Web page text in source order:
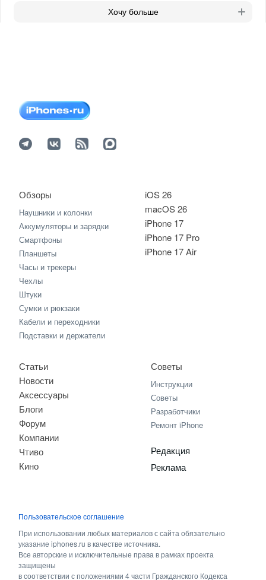
Хочу больше
iOS 26
macOS 26
iPhone 17
iPhone 17 Pro
iPhone 17 Air
Обзоры
Наушники и колонки
Аккумуляторы и зарядки
Смартфоны
Планшеты
Часы и трекеры
Чехлы
Штуки
Сумки и рюкзаки
Кабели и переходники
Подставки и держатели
Статьи
Новости
Аксессуары
Блоги
Форум
Компании
Чтиво
Кино
Советы
Инструкции
Советы
Разработчики
Ремонт iPhone
Редакция
Реклама
Пользовательское соглашение
При использовании любых материалов с сайта обязательно
указание iphones.ru в качестве источника.
Все авторские и исключительные права в рамках проекта
защищены
в соответствии с положениями 4 части Гражданского Кодекса